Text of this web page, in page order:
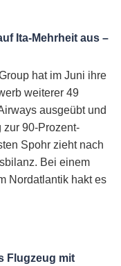
Ita-Mehrheit aus –
hat im Juni ihre
weiterer 49
ausgeübt und
zur 90-Prozent-
Spohr zieht nach
Bei einem
Nordatlantik hakt es
Flugzeug mit